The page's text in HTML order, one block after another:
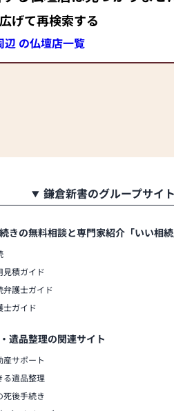
げて再検索する
辺 の仏壇店一覧
鎌倉新書のグループサイト
きの無料相談と専門家紹介「いい相続
見積ガイド
弁護士ガイド
士ガイド
遺品整理の関連サイト
産サポート
る遺品整理
死後手続き